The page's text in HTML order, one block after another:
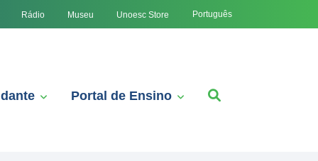
Rádio Museu Unoesc Store Português
Portal de Ensino